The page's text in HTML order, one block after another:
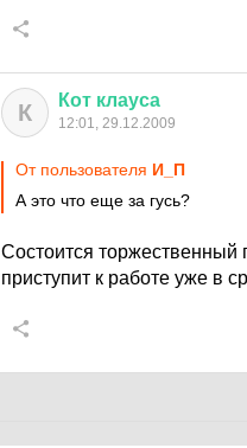
К Кот клауса
12:01, 29.12.2009
От пользователя И_П
А это что еще за гусь?
Состоится торжественный
приступит к работе уже в